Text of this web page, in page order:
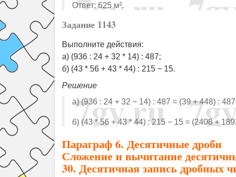
Ответ: 625 м².
Задание 1143
Выполните действия:
а) (936 : 24 + 32 * 14) : 487;
б) (43 * 56 + 43 * 44) : 215 − 15.
Решение
а) (936 : 24 + 32 − 14) : 487 = (39 + 448) :
б) (43 * 56 + 43 * 44) : 215 − 15 = (2408 +
Параграф 6. Десятичные дроби
Сложение и вычитание
30. Десятичная запись дробных